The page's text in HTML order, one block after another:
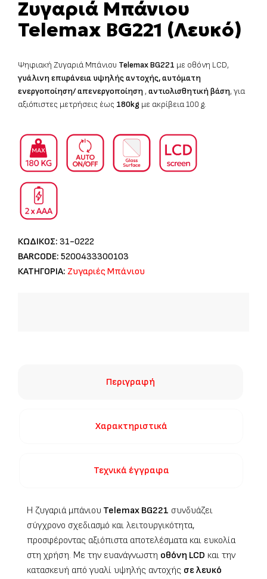
Ζυγαριά Μπάνιου
Telemax BG221 (Λευκό)
Ψηφιακή Ζυγαριά Μπάνιου Telemax BG221 με οθόνη LCD,
γυάλινη επιφάνεια υψηλής αντοχής, αυτόματη
ενεργοποίηση/ απενεργοποίηση, αντιολισθητική βάση, για
αξιόπιστες μετρήσεις έως 180kg με ακρίβεια 100 g.
ΚΩΔΙΚΟΣ: 31-0222
BARCODE: 5200433300103
ΚΑΤΗΓΟΡΙΑ: Ζυγαριές Μπάνιου
Περιγραφή
Χαρακτηριστικά
Τεχνικά έγγραφα
Η ζυγαριά μπάνιου Telemax BG221 συνδυάζει
σύγχρονο σχεδιασμό και λειτουργικότητα,
προσφέροντας αξιόπιστα αποτελέσματα και ευκολία
στη χρήση. Με την ευανάγνωστη οθόνη LCD και την
κατασκευή από γυαλί υψηλής αντοχής σε λευκό